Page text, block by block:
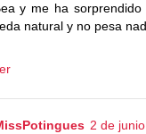
y me ha sorprendido
natural y no pesa
2 de